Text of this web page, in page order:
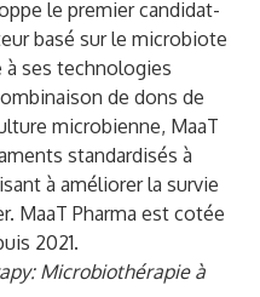
le premier candidat-
basé sur le microbiote
à ses technologies
de dons de
microbienne, MaaT
standardisés à
à améliorer la survie
MaaT Pharma est cotée
2021.
Microbiothérapie à